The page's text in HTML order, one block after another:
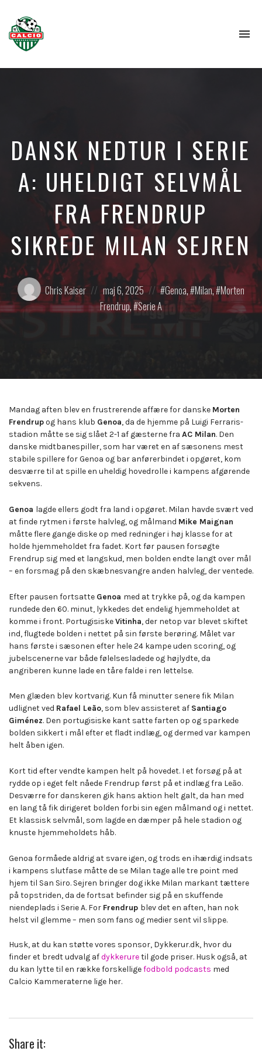
DANSK NEDTUR I SERIE
A: UHELDIGT SELVMÅL
FRA FRENDRUP
SIKREDE MILAN SEJREN
Posted
by:
Chris Kaiser
Posted
on
maj 6, 2025
Posted
in:Genoa, Milan, Morten
Frendrup, Serie A
Mandag aften blev en frustrerende affære for danske Morten
Frendrupog hans klub Genoa, da de hjemme på Luigi Ferraris-
stadion måtte se sig slået 2-1 af gæsterne fra AC Milan. Den
danske midtbanespiller, som har været en af sæsonens mest
stabile spillere for Genoa og bar anførerbindet i opgøret, kom
desværre til at spille en uheldig hovedrolle i kampens afgørende
sekvens.
Genoa lagde ellers godt fra land i opgøret. Milan havde svært ved
at finde rytmen i første halvleg, og målmand Mike Maignan
måtte flere gange diske op med redninger i høj klasse for at
holde hjemmeholdet fra fadet. Kort før pausen forsøgte
Frendrup sig med et langskud, men bolden endte langt over mål
– en forsmag på den skæbnesvangre anden halvleg, der ventede.
Efter pausen fortsatte Genoa med at trykke på, og da kampen
rundede den 60. minut, lykkedes det endelig hjemmeholdet at
komme i front. PortugisiskeVitinha, der netop var blevet skiftet
ind, flugtede bolden i nettet på sin første berøring. Målet var
hans første i sæsonen efter hele 24 kampe uden scoring, og
jubelscenerne var både følelsesladede og højlydte, da
angriberen kunne lade en tåre falde i ren lettelse.
Men glæden blev kortvarig. Kun få minutter senere fik Milan
udlignet ved Rafael Leão, som blev assisteret af Santiago
Giménez. Den portugisiske kant satte farten op og sparkede
bolden sikkert i mål efter et fladt indlæg, og dermed var kampen
helt åben igen.
Kort tid efter vendte kampen helt på hovedet. I et forsøg på at
rydde op i eget felt nåede Frendrup først på et indlæg fra Leão.
Desværre for danskeren gik hans aktion helt galt, da han med
en lang tå fik dirigeret bolden forbi sin egen målmand og i nettet.
Et klassisk selvmål, som lagde en dæmper på hele stadion og
knuste hjemmeholdets håb.
Genoa formåede aldrig at svare igen, og trods en ihærdig indsats
i kampens slutfase måtte de se Milan tage alle tre point med
hjem til San Siro. Sejren bringer dog ikke Milan markant tættere
på topstriden, da de fortsat befinder sig på en skuffende
niendeplads i Serie A. For Frendrup blev det en aften, han nok
helst vil glemme – men som fans og medier sent vil slippe.
Husk, at du kan støtte vores sponsor, Dykkerur.dk, hvor du
finder et bredt udvalg afdykkeruretil gode priser. Husk også, at
du kan lytte til en række forskelligefodbold podcasts med
Calcio Kammeraterne lige her.
Share it: